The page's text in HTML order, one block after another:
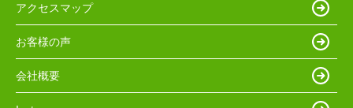
アクセスマップ
お客様の声
会社概要